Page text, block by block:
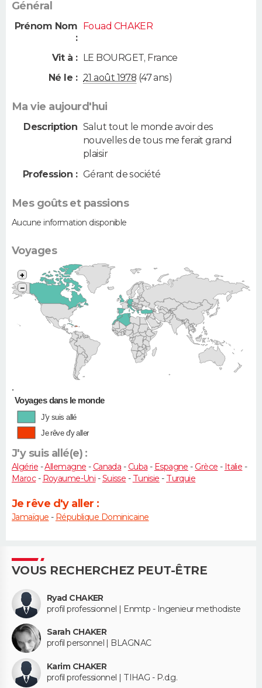
Général
Prénom Nom
:
Fouad CHAKER
Vit à : LE BOURGET, France
Né le : 21 août 1978 (47 ans)
Ma vie aujourd'hui
Description Salut tout le monde avoir des
nouvelles de tous me ferait grand
plaisir
Profession : Gérant de société
Mes goûts et passions
Aucune information disponible
Voyages
•
+
−
Voyages dans le monde
J'y suis allé
Je rêve d'y aller
J'y suis allé(e) :
Algérie -Allemagne - Canada - Cuba - Espagne - Grèce - Italie -
Maroc- Royaume-Uni -Suisse - Tunisie - Turquie
Je rêve d'y aller :
Jamaïque - République Dominicaine
VOUS RECHERCHEZ PEUT-ÊTRE
Ryad CHAKER
profil professionnel | Enmtp - Ingenieur methodiste
Sarah CHAKER
profil personnel | BLAGNAC
Karim CHAKER
profil professionnel | TIHAG - P.d.g.